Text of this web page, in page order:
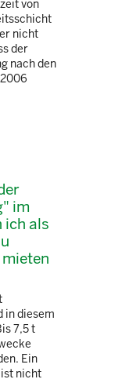
von
nicht
der
nach den
im
ich als
in diesem
7,5 t
Ein
nicht